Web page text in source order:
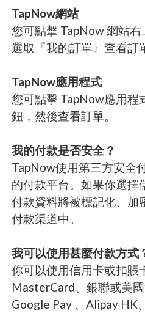
TapNow網站
您可點擊 TapNow 網站
選取『我的訂單』查看訂
TapNow應用程式
您可點擊 TapNow應用程
鈕，然後查看訂單。
我的付款是否安全？
TapNow使用第三方安全
的付款平台。如果你選擇
付款資料將被標記化、加
付款渠道中。
我可以使用甚麼付款方式
你可以使用信用卡或扣賬
MasterCard、銀聯或美國
Google Pay 、Alipay HK